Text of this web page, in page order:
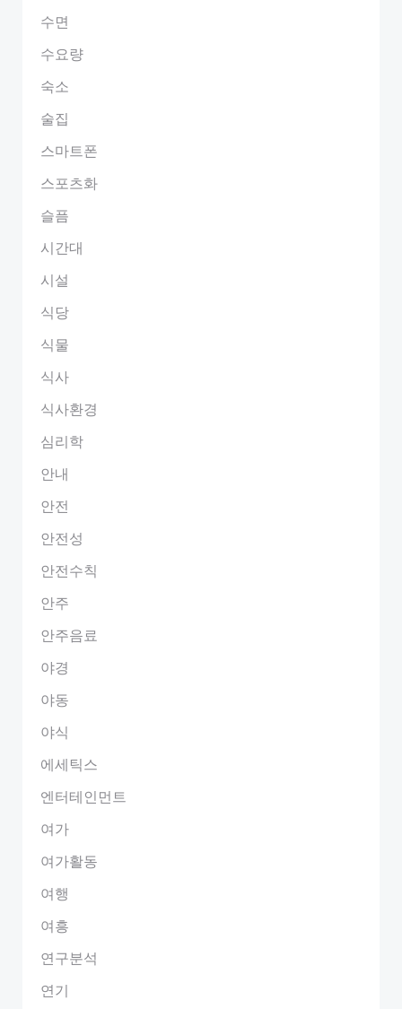
수면
수요량
숙소
술집
스마트폰
스포츠화
슬픔
시간대
시설
식당
식물
식사
식사환경
심리학
안내
안전
안전성
안전수칙
안주
안주음료
야경
야동
야식
에세틱스
엔터테인먼트
여가
여가활동
여행
여흥
연구분석
연기